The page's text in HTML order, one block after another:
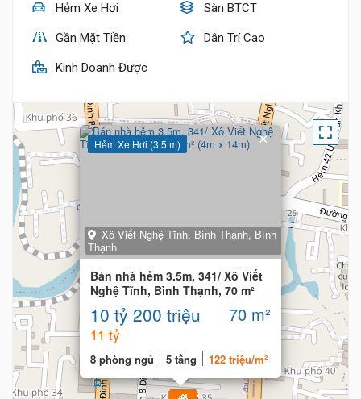
Hẻm Xe Hơi Sàn BTCT
Gần Mặt Tiền Dân Trí Cao
Kinh Doanh Được
10.5 Tỷ
Hẻm Xe Hơi (3.5 m)
Xô Viết Nghệ Tĩnh, Bình Thạnh, Bình
Thạnh
Bán nhà hẻm 3.5m, 341/ Xô Viết
Nghệ Tĩnh, Bình Thạnh, 70 m²
(4m x 14m)
10 tỷ 200 triệu 70 m²
11 tỷ
8 phòng ngủ 5 tầng 122 triệu/m²
×